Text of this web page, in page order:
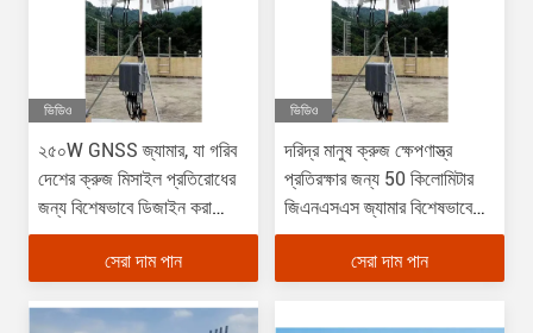
ভিডিও
২৫০W GNSS জ্যামার, যা গরিব
দেশের ক্রুজ মিসাইল প্রতিরোধের
জন্য বিশেষভাবে ডিজাইন করা
হয়েছে
সেরা দাম পান
ভিডিও
দরিদ্র মানুষ ক্রুজ ক্ষেপণাস্ত্র
প্রতিরক্ষার জন্য 50 কিলোমিটার
জিএনএসএস জ্যামার বিশেষভাবে
ডিজাইন করা
সেরা দাম পান